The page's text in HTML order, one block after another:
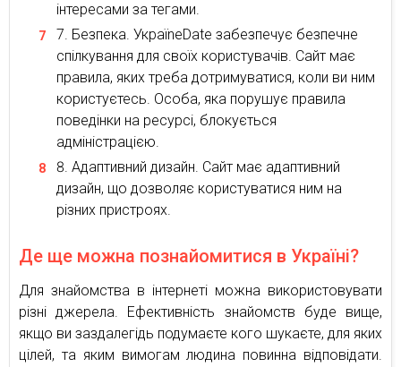
інтересами за тегами.
Безпека. УкраїneDate забезпечує безпечне
спілкування для своїх користувачів. Сайт має
правила, яких треба дотримуватися, коли ви ним
користуєтесь. Особа, яка порушує правила
поведінки на ресурсі, блокується
адміністрацією.
Адаптивний дизайн. Сайт має адаптивний
дизайн, що дозволяє користуватися ним на
різних пристроях.
Де ще можна познайомитися в Україні?
Для знайомства в інтернеті можна використовувати
різні джерела. Ефективність знайомств буде вище,
якщо ви заздалегідь подумаєте кого шукаєте, для яких
цілей, та яким вимогам людина повинна відповідати.